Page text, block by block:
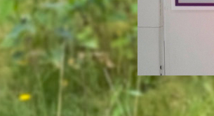
Anekdote ,